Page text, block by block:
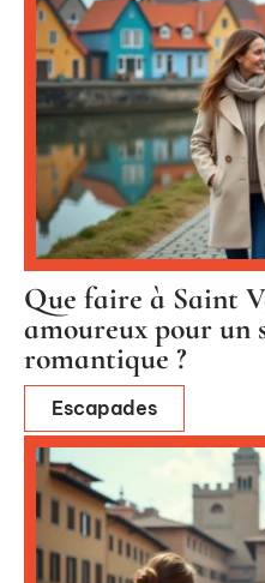
Que faire à Saint
amoureux pour un
romantique ?
Escapades